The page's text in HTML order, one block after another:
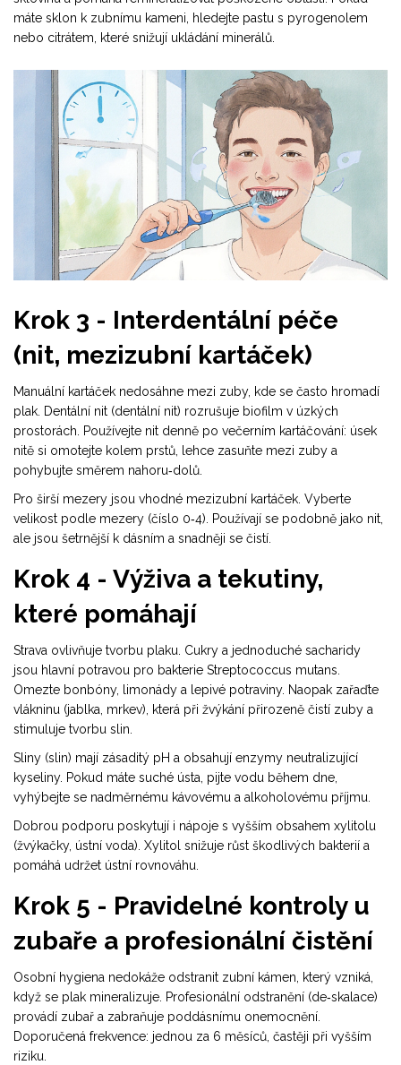
máte sklon k zubnímu kameni, hledejte pastu s pyrogenolem
nebo citrátem, které snižují ukládání minerálů.
Krok 3 - Interdentální péče
(nit, mezizubní kartáček)
Manuální kartáček nedosáhne mezi zuby, kde se často hromadí
plak. Dentální nit (dentální nit) rozrušuje biofilm v úzkých
prostorách. Používejte nit denně po večerním kartáčování: úsek
nitě si omotejte kolem prstů, lehce zasuňte mezi zuby a
pohybujte směrem nahoru‑dolů.
Pro širší mezery jsou vhodné mezizubní kartáček. Vyberte
velikost podle mezery (číslo 0‑4). Používají se podobně jako nit,
ale jsou šetrnější k dásním a snadněji se čistí.
Krok 4 - Výživa a tekutiny,
které pomáhají
Strava ovlivňuje tvorbu plaku. Cukry a jednoduché sacharidy
jsou hlavní potravou pro bakterie Streptococcus mutans.
Omezte bonbóny, limonády a lepivé potraviny. Naopak zařaďte
vlákninu (jablka, mrkev), která při žvýkání přirozeně čistí zuby a
stimuluje tvorbu slin.
Sliny (slin) mají zásaditý pH a obsahují enzymy neutralizující
kyseliny. Pokud máte suché ústa, pijte vodu během dne,
vyhýbejte se nadměrnému kávovému a alkoholovému příjmu.
Dobrou podporu poskytují i nápoje s vyšším obsahem xylitolu
(žvýkačky, ústní voda). Xylitol snižuje růst škodlivých bakterií a
pomáhá udržet ústní rovnováhu.
Krok 5 - Pravidelné kontroly u
zubaře a profesionální čistění
Osobní hygiena nedokáže odstranit zubní kámen, který vzniká,
když se plak mineralizuje. Profesionální odstranění (de‑skalace)
provádí zubař a zabraňuje poddásnímu onemocnění.
Doporučená frekvence: jednou za 6 měsíců, častěji při vyšším
riziku.